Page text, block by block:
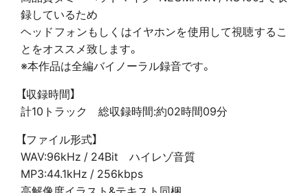
録しているため
ヘッドフォンもしくはイヤホンを使用して視聴するこ
とをオススメ致します。
※本作品は全編バイノーラル録音です。
【収録時間】
計10トラック 総収録時間:約02時間09分
【ファイル形式】
WAV:96kHz / 24Bit ハイレゾ音質
MP3:44.1kHz / 256kbps